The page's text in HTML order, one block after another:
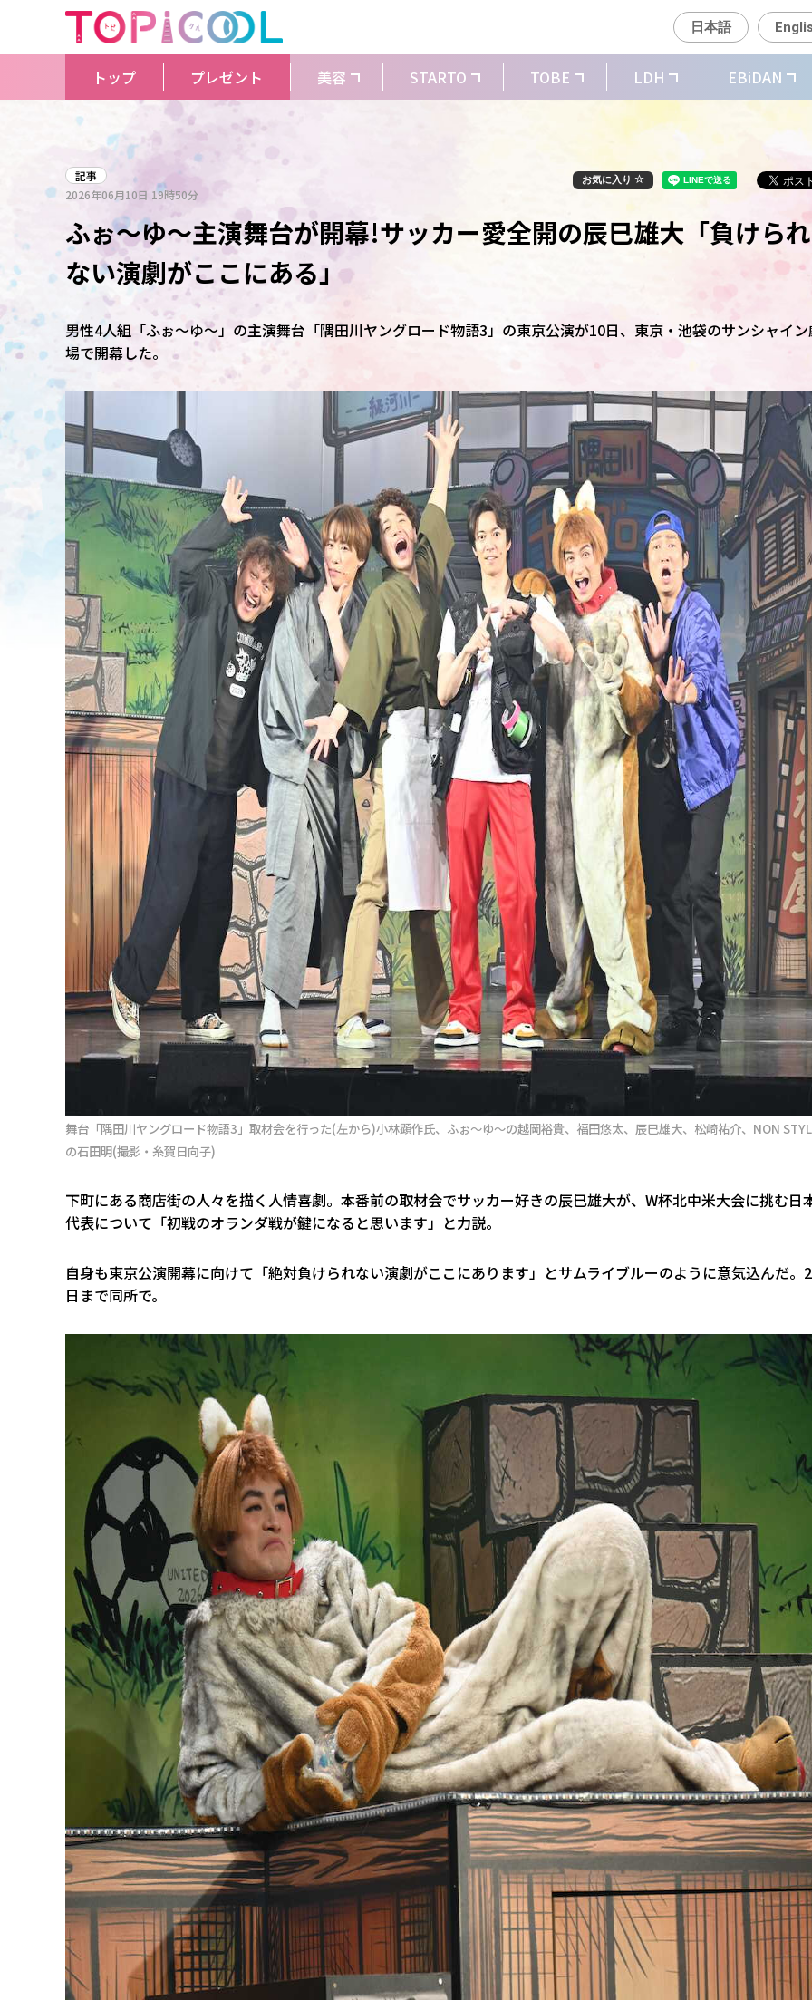
日本語
トップ プレゼント 美容 STARTO TOBE LDH EBiDAN
記事
2026年06月10日 19時50分
お気に入り
ふぉ～ゆ～主演舞台が開幕!サッカー愛全開の辰巳雄大「負けられ
ない演劇がここにある」
男性4人組「ふぉ～ゆ～」の主演舞台「隅田川ヤングロード物語3」の東京公演が10日、東京・池袋のサンシャイ
場で開幕した。
舞台「隅田川ヤングロード物語3」取材会を行った(左から)小林顕作氏、ふぉ～ゆ～の越岡裕貴、福田悠太、辰巳雄大、松崎祐介、NON
の石田明(撮影・糸賀日向子)
下町にある商店街の人々を描く人情喜劇。本番前の取材会でサッカー好きの辰巳雄大が、W杯北中米大会に挑む日
代表について「初戦のオランダ戦が鍵になると思います」と力説。
自身も東京公演開幕に向けて「絶対負けられない演劇がここにあります」とサムライブルーのように意気込んだ。
日まで同所で。